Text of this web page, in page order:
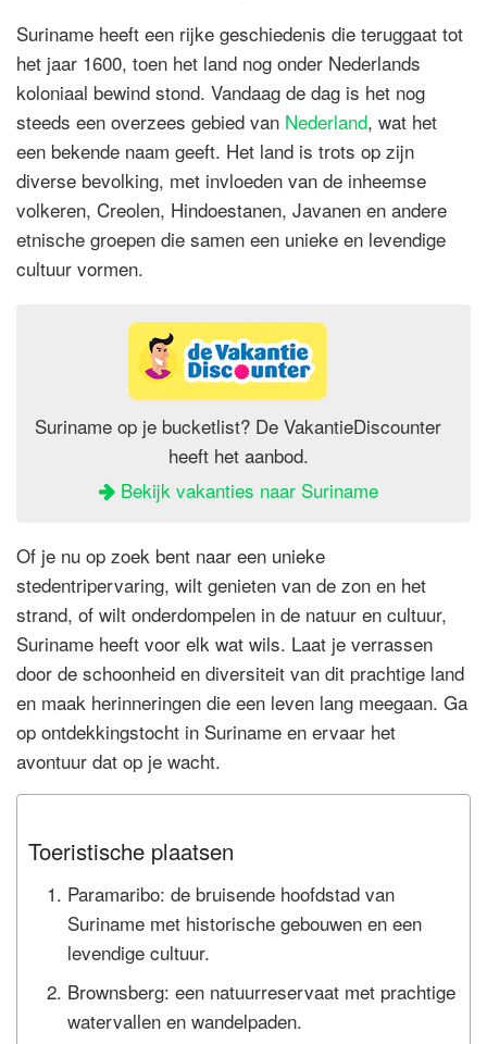
Suriname heeft een rijke geschiedenis die teruggaat tot
het jaar 1600, toen het land nog onder Nederlands
koloniaal bewind stond. Vandaag de dag is het nog
steeds een overzees gebied van Nederland, wat het
een bekende naam geeft. Het land is trots op zijn
diverse bevolking, met invloeden van de inheemse
volkeren, Creolen, Hindoestanen, Javanen en andere
etnische groepen die samen een unieke en levendige
cultuur vormen.
Suriname op je bucketlist? De VakantieDiscounter
heeft het aanbod.
Bekijk vakanties naar Suriname
Of je nu op zoek bent naar een unieke
stedentripervaring, wilt genieten van de zon en het
strand, of wilt onderdompelen in de natuur en cultuur,
Suriname heeft voor elk wat wils. Laat je verrassen
door de schoonheid en diversiteit van dit prachtige land
en maak herinneringen die een leven lang meegaan. Ga
op ontdekkingstocht in Suriname en ervaar het
avontuur dat op je wacht.
Toeristische plaatsen
Paramaribo: de bruisende hoofdstad van
Suriname met historische gebouwen en een
levendige cultuur.
Brownsberg: een natuurreservaat met prachtige
watervallen en wandelpaden.